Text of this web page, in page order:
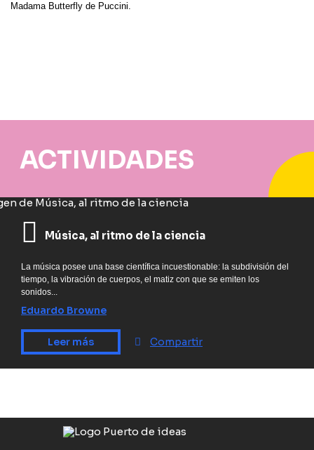
Madama Butterfly de Puccini.
ACTIVIDADES
Música, al ritmo de la ciencia
La música posee una base científica incuestionable: la subdivisión del
tiempo, la vibración de cuerpos, el matiz con que se emiten los
sonidos...
Eduardo Browne
Leer más Compartir